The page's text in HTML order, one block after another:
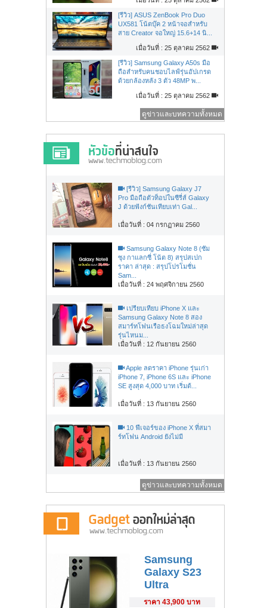
[รีวิว] ASUS ZenBook Pro Duo
UX581 โน้ตบุ๊ค 2 หน้าจอสำหรับ
สาย Creator จอใหญ่ 15.6+14 นิ...
เมื่อวันที่ : 25 ตุลาคม 2562
[รีวิว] Samsung Galaxy A50s มือ
ถือสำหรับคนชอบไลฟ์รุ่นอัปเกรด
ด้วยกล้องหลัง 3 ตัว 48MP พ...
เมื่อวันที่ : 25 ตุลาคม 2562
ดูข่าวและบทความทั้งหมด
[รีวิว] Samsung Galaxy J7
Pro มือถือตัวท็อปในซีรี่ส์ Galaxy
J ด้วยฟังก์ชันเทียบเท่า Gal...
เมื่อวันที่ : 04 กรกฏาคม 2560
Samsung Galaxy Note 8 (ซัม
ซุง กาแลกซี่ โน้ต 8) สรุปสเปก
ราคา ล่าสุด : สรุปโปรโมชั่น
Sam...
เมื่อวันที่ : 24 พฤศจิกายน 2560
เปรียบเทียบ iPhone X และ
Samsung Galaxy Note 8 สอง
สมาร์ทโฟนเรือธงโฉมใหม่ล่าสุด
รุ่นไหนม...
เมื่อวันที่ : 12 กันยายน 2560
Apple ลดราคา iPhone รุ่นเก่า
iPhone 7, iPhone 6S และ iPhone
SE สูงสุด 4,000 บาท เริ่มต้...
เมื่อวันที่ : 13 กันยายน 2560
10 ฟีเจอร์ของ iPhone X ที่สมา
ร์ทโฟน Android ยังไม่มี
เมื่อวันที่ : 13 กันยายน 2560
ดูข่าวและบทความทั้งหมด
Samsung
Galaxy S23
Ultra
ราคา 43,900 บาท